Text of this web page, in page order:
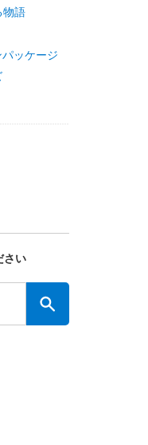
物語
ッケージ
さい